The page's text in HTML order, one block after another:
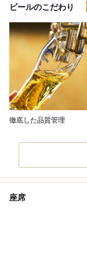
ビールのこだわり
徹底した品質管理
座席